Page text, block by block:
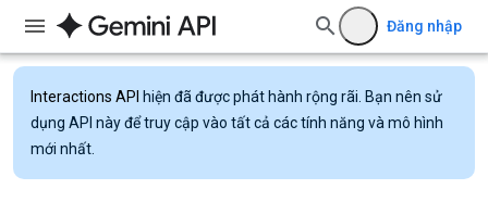
Đăng nhập
Interactions API hiện đã được phát hành rộng rãi. Bạn nên sử
dụng API này để truy cập vào tất cả các tính năng và mô hình
mới nhất.